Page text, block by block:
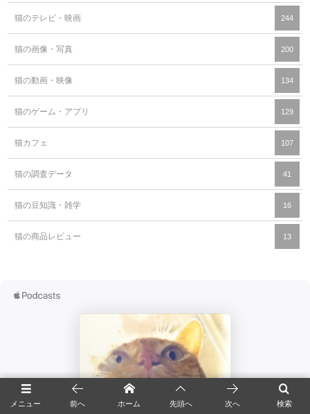
猫のテレビ・映画 244
猫の画像・写真 200
猫の動画・映像 134
猫のゲーム・アプリ 129
猫カフェ 107
猫の調査データ 41
猫の豆知識・雑学 16
猫の商品レビュー 13
メニュー 検索
前へ ホーム 先頭へ 次へ